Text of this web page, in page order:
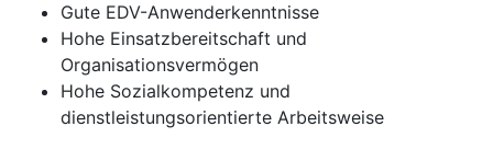
Gute EDV-Anwenderkenntnisse
Hohe Einsatzbereitschaft und
Organisationsvermögen
Hohe Sozialkompetenz und
dienstleistungsorientierte Arbeitsweise